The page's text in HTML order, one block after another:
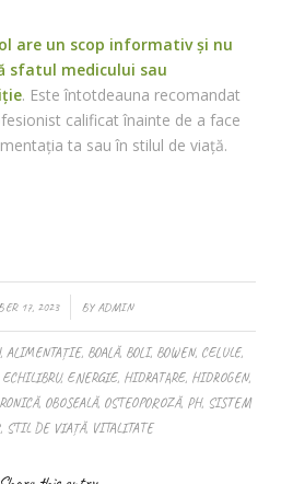
are un scop informativ și nu
sfatul medicului sau
. Este întotdeauna recomandat
calificat înainte de a face
ta sau în stilul de viață.
17, 2023
/ BY ADMIN
, ALIMENTAȚIE, BOALĂ, BOLI, BOWEN, CELULE,
ECHILIBRU, ENERGIE, HIDRATARE, HIDROGEN,
, OBOSEALĂ, OSTEOPOROZĂ, PH, SISTEM
, STIL DE VIAȚĂ, VITALITATE